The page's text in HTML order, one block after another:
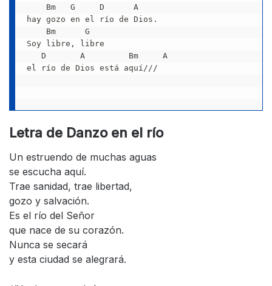
    Bm   G     D      A
hay gozo en el río de Dios.
    Bm      G
Soy libre, libre
   D       A         Bm     A
el río de Dios está aquí///
Letra de Danzo en el río
Un estruendo de muchas aguas
se escucha aquí.
Trae sanidad, trae libertad,
gozo y salvación.
Es el río del Señor
que nace de su corazón.
Nunca se secará
y esta ciudad se alegrará.